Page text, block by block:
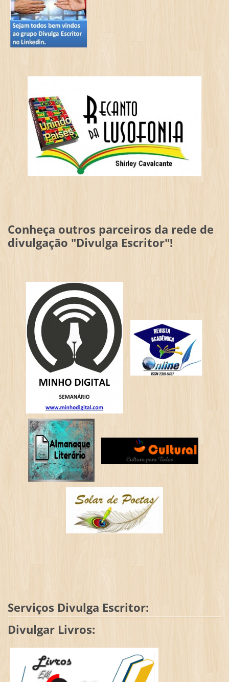
Conheça outros parceiros da rede de
divulgação "Divulga Escritor"!
Serviços Divulga Escritor:
Divulgar Livros: